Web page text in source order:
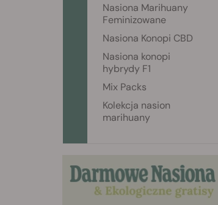
Nasiona Marihuany
Feminizowane
Nasiona Konopi CBD
Nasiona konopi
hybrydy F1
Mix Packs
Kolekcja nasion
marihuany